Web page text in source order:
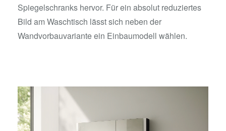
Spiegelschranks hervor. Für ein absolut reduziertes
Bild am Waschtisch lässt sich neben der
Wandvorbauvariante ein Einbaumodell wählen.